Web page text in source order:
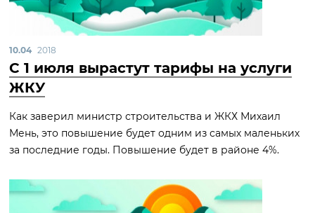
10.04 2018
С 1 июля вырастут тарифы на услуги
ЖКУ
Как заверил министр строительства и ЖКХ Михаил
Мень, это повышение будет одним из самых маленьких
за последние годы. Повышение будет в районе 4%.